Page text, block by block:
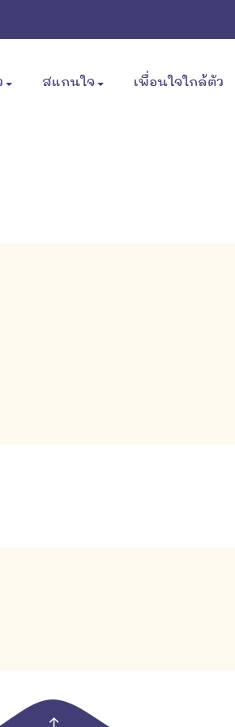
สแกนใจ เพื่อนใจใกล้ตัว